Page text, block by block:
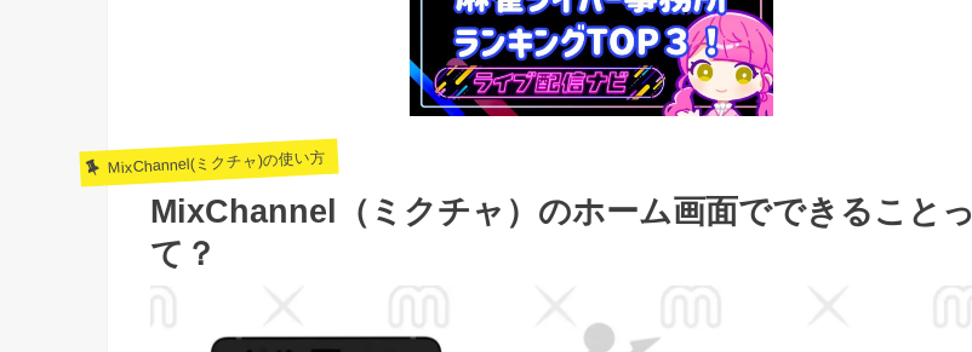
MixChannel(ミクチャ)の使い方
MixChannel（ミクチャ）のホーム画面でできることっ
て？